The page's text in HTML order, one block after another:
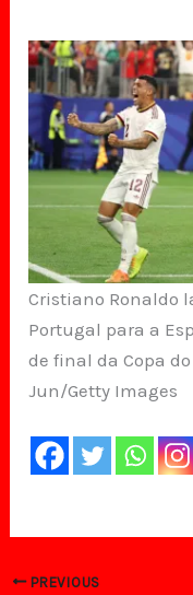
Cristiano Ronaldo
Portugal para a
de final da Copa
Jun/Getty Images
PREVIOUS